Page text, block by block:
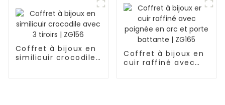
Coffret à bijoux en
similicuir crocodile
Coffret à bijoux en
cuir raffiné avec